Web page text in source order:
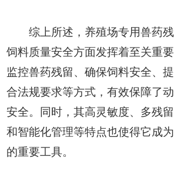
综上所述，养殖场专用兽药残
饲料质量安全方面发挥着至关重
监控兽药残留、确保饲料安全、
合法规要求等方式，有效保障了
安全。同时，其高灵敏度、多残
和智能化管理等特点也使得它成
的重要工具。